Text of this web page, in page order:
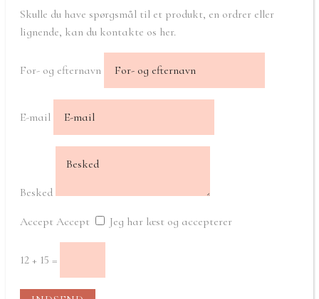
Skulle du have spørgsmål til et produkt, en ordrer eller
lignende, kan du kontakte os her.
For- og efternavn
E-mail
Besked
Accept Accept Jeg har læst og accepterer
12 + 15 =